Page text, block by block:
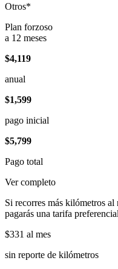
Otros*
Plan forzoso
a 12 meses
$4,119
anual
$1,599
pago inicial
$5,799
Pago total
Ver completo
Si recorres más kilómetros
pagarás una tarifa
$331 al mes
sin reporte de kilómetros